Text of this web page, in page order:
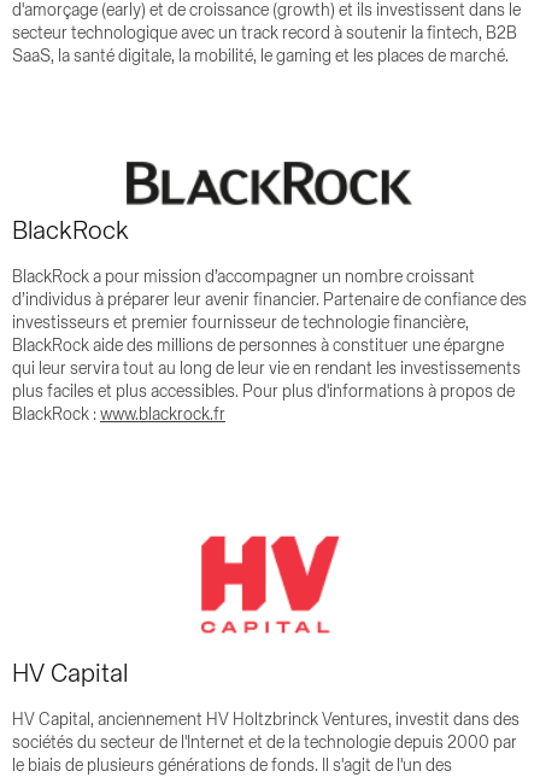
d'amorçage (early) et de croissance (growth) et ils investissent dans le
secteur technologique avec un track record à soutenir la fintech, B2B
SaaS, la santé digitale, la mobilité, le gaming et les places de marché.
BlackRock
BlackRock a pour mission d’accompagner un nombre croissant
d’individus à préparer leur avenir financier. Partenaire de confiance des
investisseurs et premier fournisseur de technologie financière,
BlackRock aide des millions de personnes à constituer une épargne
qui leur servira tout au long de leur vie en rendant les investissements
plus faciles et plus accessibles. Pour plus d'informations à propos de
BlackRock : www.blackrock.fr
HV Capital
HV Capital, anciennement HV Holtzbrinck Ventures, investit dans des
sociétés du secteur de l'Internet et de la technologie depuis 2000 par
le biais de plusieurs générations de fonds. Il s'agit de l'un des